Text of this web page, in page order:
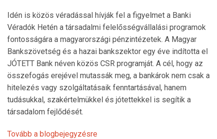
Idén is közös véradással hívják fel a figyelmet a Banki
Véradók Hetén a társadalmi felelősségvállalási programok
fontosságára a magyarországi pénzintézetek. A Magyar
Bankszövetség és a hazai bankszektor egy éve indította el
JÓTETT Bank néven közös CSR programját. A cél, hogy az
összefogás erejével mutassák meg, a bankárok nem csak a
hitelezés vagy szolgáltatásaik fenntartásával, hanem
tudásukkal, szakértelmükkel és jótettekkel is segítik a
társadalom fejlődését.
Tovább a blogbejegyzésre